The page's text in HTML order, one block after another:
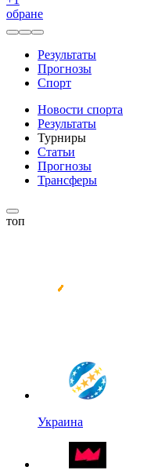
обране
Результаты
Прогнозы
Спорт
Новости спорта
Результаты
Турниры
Статьи
Прогнозы
Трансферы
топ
Украина